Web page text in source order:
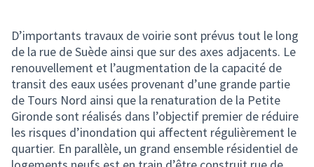
D’importants travaux de voirie sont prévus tout le long
de la rue de Suède ainsi que sur des axes adjacents. Le
renouvellement et l’augmentation de la capacité de
transit des eaux usées provenant d’une grande partie
de Tours Nord ainsi que la renaturation de la Petite
Gironde sont réalisés dans l’objectif premier de réduire
les risques d’inondation qui affectent régulièrement le
quartier. En parallèle, un grand ensemble résidentiel de